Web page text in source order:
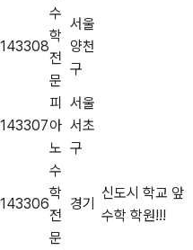
143308
수
학
전
문
서울
양천
구
143307
피
아
노
서울
서초
구
143306
수
학
전
문
경기
신도시 학교 앞
수학 학원!!!